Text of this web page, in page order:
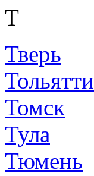
Т
Тверь
Тольятти
Томск
Тула
Тюмень